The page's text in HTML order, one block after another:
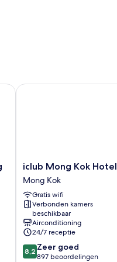
iclub
Mong
Kok
Hotel
Mong
Kok
iclub Mong Kok Hotel
Mong Kok
Gratis wifi
Verbonden kamers
beschikbaar
Airconditioning
24/7 receptie
8.2
van
8,2 Zeer goed
897 beoordelingen
iclub Mong Kok Hotel